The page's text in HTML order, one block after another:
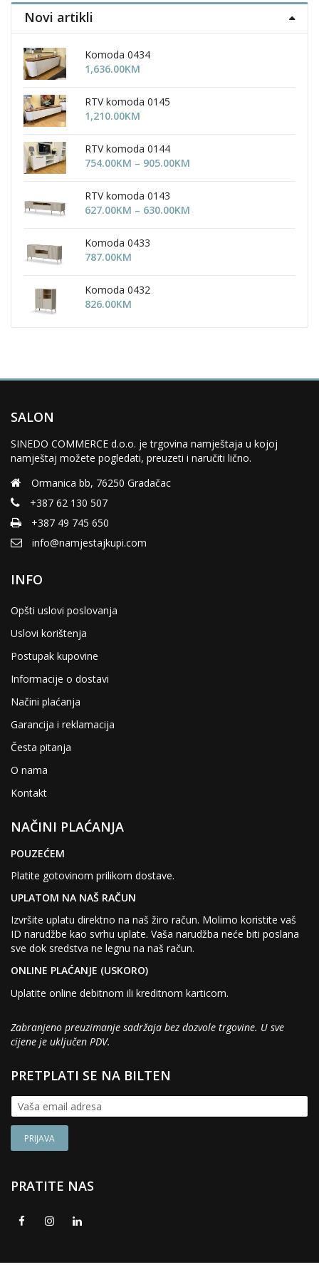
product
Novi artikli
Komoda 0434
1,636.00KM
RTV komoda 0145
1,210.00KM
RTV komoda 0144
754.00KM – 905.00KM
RTV komoda 0143
627.00KM – 630.00KM
Komoda 0433
787.00KM
Komoda 0432
826.00KM
SALON
SINEDO COMMERCE d.o.o. je trgovina namještaja u kojoj
namještaj možete pogledati, preuzeti i naručiti lično.
Ormanica bb, 76250 Gradačac
+387 62 130 507
+387 49 745 650
info@namjestajkupi.com
INFO
Opšti uslovi poslovanja
Uslovi korištenja
Postupak kupovine
Informacije o dostavi
Načini plaćanja
Garancija i reklamacija
Česta pitanja
O nama
Kontakt
NAČINI PLAĆANJA
POUZEĆEM
Platite gotovinom prilikom dostave.
UPLATOM NA NAŠ RAČUN
Izvršite uplatu direktno na naš žiro račun. Molimo koristite vaš
ID narudžbe kao svrhu uplate. Vaša narudžba neće biti poslana
sve dok sredstva ne legnu na naš račun.
ONLINE PLAĆANJE (USKORO)
Uplatite online debitnom ili kreditnom karticom.
Zabranjeno preuzimanje sadržaja bez dozvole trgovine. U sve
cijene je uključen PDV.
PRETPLATI SE NA BILTEN
PRATITE NAS